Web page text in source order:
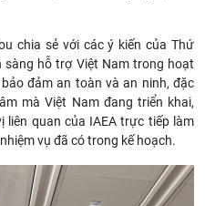
chia sẻ với các ý kiến của Thứ
sàng hỗ trợ Việt Nam trong hoạt
đảm an toàn và an ninh, đặc
mà Việt Nam đang triển khai,
liên quan của IAEA trực tiếp làm
vụ đã có trong kế hoạch.